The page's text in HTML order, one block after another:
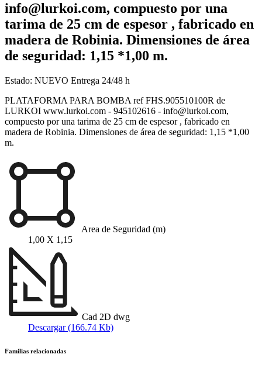
info@lurkoi.com, compuesto por una
tarima de 25 cm de espesor , fabricado en
madera de Robinia. Dimensiones de área
de seguridad: 1,15 *1,00 m.
Estado: NUEVO Entrega 24/48 h
PLATAFORMA PARA BOMBA ref FHS.905510100R de
LURKOI www.lurkoi.com - 945102616 - info@lurkoi.com,
compuesto por una tarima de 25 cm de espesor , fabricado en
madera de Robinia. Dimensiones de área de seguridad: 1,15 *1,00
m.
Area de Seguridad (m)
1,00 X 1,15
Cad 2D dwg
Descargar (166.74 Kb)
Familias relacionadas